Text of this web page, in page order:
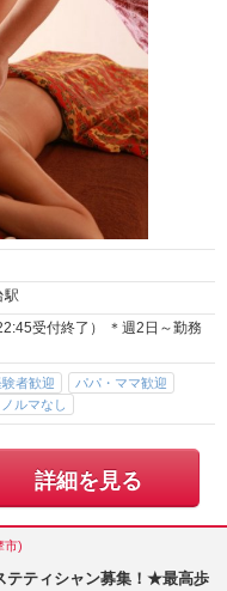
駅
了） ＊週2日～勤務
者歓迎
パパ・ママ歓迎
ノルマなし
詳細を見る
市)
テティシャン募集！★最高歩